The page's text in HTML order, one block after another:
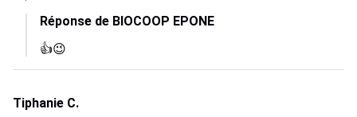
Réponse de BIOCOOP EPONE
👍😉​
Tiphanie C.